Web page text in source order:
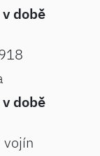
době
době
vojín